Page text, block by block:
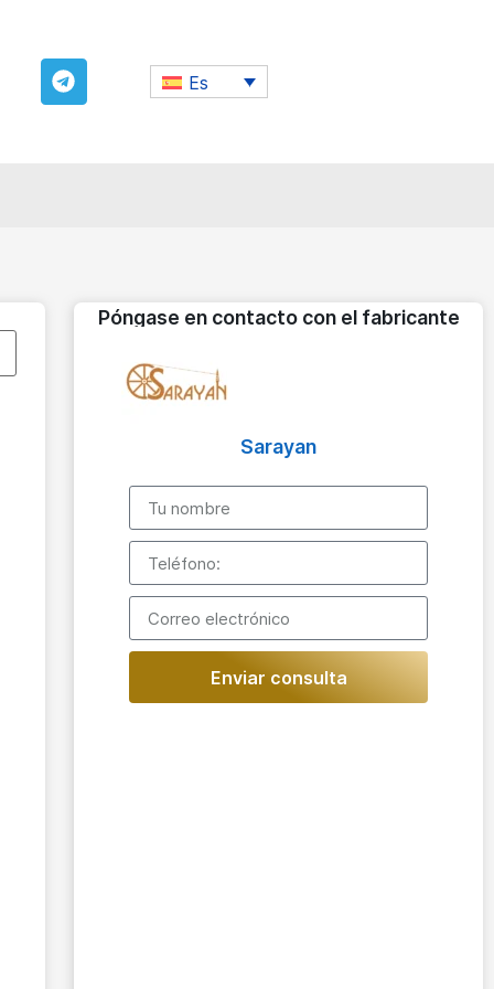
Es
Póngase en contacto con el fabricante
Sarayan
Enviar consulta